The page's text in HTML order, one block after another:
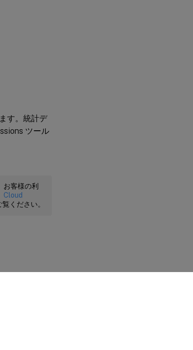
す。統計デ
ツール
お客様の利
Cloud
ください。